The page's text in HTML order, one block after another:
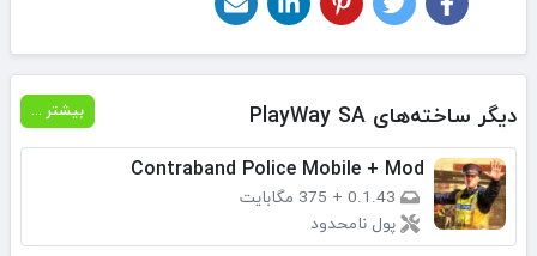
دیگر ساخته‌های PlayWay SA بیشتر ...
Contraband Police Mobile + Mod
0.1.43
+ 375 مگابایت
پول نامحدود